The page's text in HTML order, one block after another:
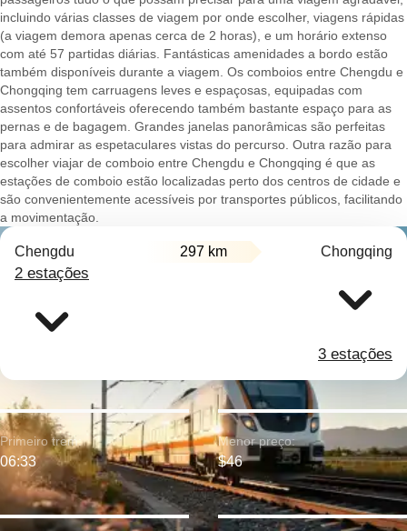
incluindo várias classes de viagem por onde escolher, viagens rápidas
(a viagem demora apenas cerca de 2 horas), e um horário extenso
com até 57 partidas diárias. Fantásticas amenidades a bordo estão
também disponíveis durante a viagem. Os comboios entre Chengdu e
Chongqing tem carruagens leves e espaçosas, equipadas com
assentos confortáveis oferecendo também bastante espaço para as
pernas e de bagagem. Grandes janelas panorâmicas são perfeitas
para admirar as espetaculares vistas do percurso. Outra razão para
escolher viajar de comboio entre Chengdu e Chongqing é que as
estações de comboio estão localizadas perto dos centros de cidade e
são convenientemente acessíveis por transportes públicos, facilitando
a movimentação.
Chengdu 297 km Chongqing
2 estações
3 estações
Primeiro trem:
06:33
Menor preço:
$46